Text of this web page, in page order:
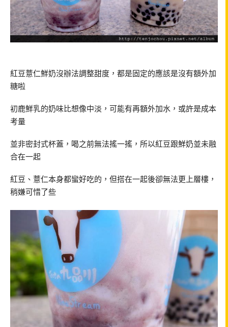
紅豆薏仁鮮奶沒辦法調整甜度，都是固定的應該是沒有額外加
糖啦
初鹿鮮乳的奶味比想像中淡，可能有再額外加水，或許是成本
考量
並非密封式杯蓋，喝之前無法搖一搖，所以紅豆跟鮮奶並未融
合在一起
紅豆、薏仁本身都蠻好吃的，但搭在一起後卻無法更上層樓，
稍嫌可惜了些